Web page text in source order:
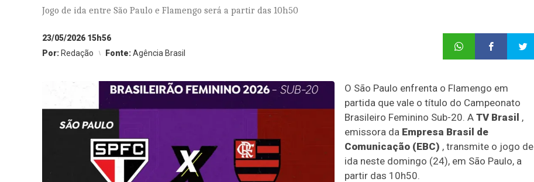
Jogo de ida entre São Paulo e Flamengo será a partir das 10h50
23/05/2026 15h56
Por: Redação Fonte:Agência Brasil
O São Paulo enfrenta o Flamengo em
partida que vale o título do Campeonato
Brasileiro Feminino Sub-20. A TV Brasil ,
emissora da Empresa Brasil de
Comunicação (EBC) , transmite o jogo de
ida neste domingo (24), em São Paulo, a
partir das 10h50.